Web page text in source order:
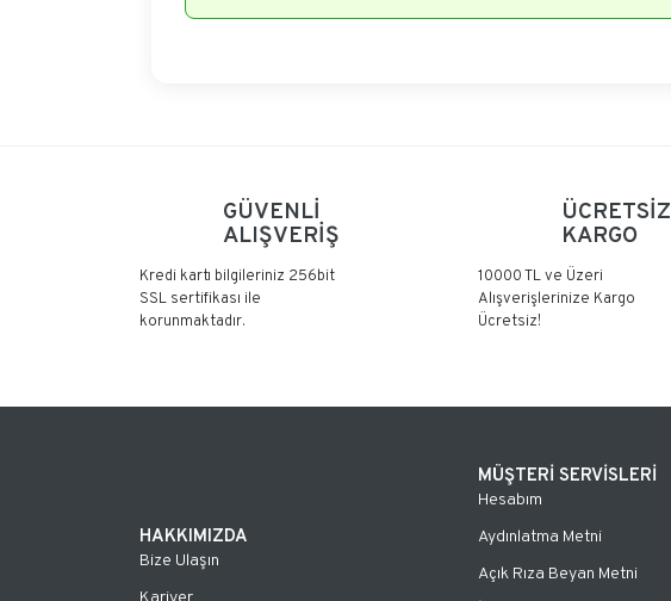
GÜVENLİ
ALIŞVERİŞ
Kredi kartı bilgileriniz 256bit
SSL sertifikası ile
korunmaktadır.
ÜCRETSİZ
KARGO
10000 TL ve Üzeri
Alışverişlerinize Kargo
Ücretsiz!
HAKKIMIZDA
Bize Ulaşın
MÜŞTERİ SERVİSLERİ
Hesabım
Aydınlatma Metni
Açık Rıza Beyan Metni